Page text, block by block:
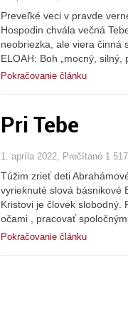
Preveľké veci v pravde
Hospodin chvála večná
neobriezka, ale viera činná
ELOAH: Boh „mocný,
Pokračovanie článku
Pri Tebe
1. apríla 2022, Prečítané 1
Túžim zrieť deti
vyrieknuté slová básnikové
Kristovi je človek slobodný.
očami , pracovať
Pokračovanie článku